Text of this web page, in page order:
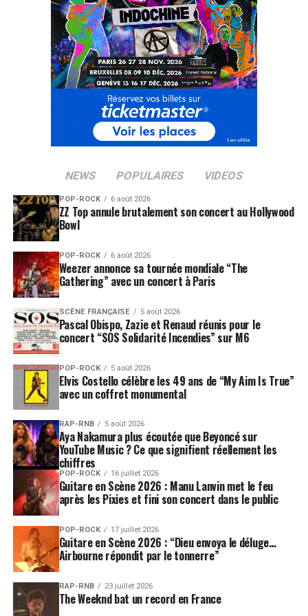
SUJETS ASSOCIÉS: FIONA APPLE VICTOIRES DE LA MUSIQUE
NEWS POPULAIRES VIDEOS
POP-ROCK 6 août 2026
ZZ Top annule brutalement son concert au Hollywood
Bowl
POP-ROCK 6 août 2026
Weezer annonce sa tournée mondiale “The
Gathering” avec un concert à Paris
SCÈNE FRANÇAISE 5 août 2026
Pascal Obispo, Zazie et Renaud réunis pour le
concert “SOS Solidarité Incendies” sur M6
POP-ROCK 5 août 2026
Elvis Costello célèbre les 49 ans de “My Aim Is True”
avec un coffret monumental
RAP-RNB 5 août 2026
Aya Nakamura plus écoutée que Beyoncé sur
YouTube Music ? Ce que signifient réellement les
chiffres
POP-ROCK 16 juillet 2026
Guitare en Scène 2026 : Manu Lanvin met le feu
après les Pixies et fini son concert dans le public
POP-ROCK 17 juillet 2026
Guitare en Scène 2026 : “Dieu envoya le déluge…
Airbourne répondit par le tonnerre”
RAP-RNB 23 juillet 2026
The Weeknd bat un record en France